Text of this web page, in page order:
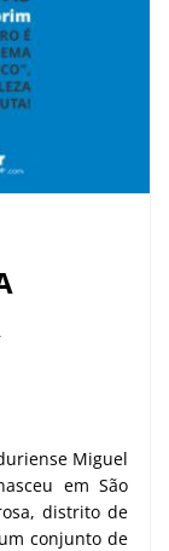
Miguel
em São
distrito de
conjunto de